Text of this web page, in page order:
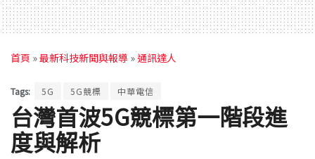
首頁 »最新科技新聞與報導 »通訊達人
Tags: 5G 5G競標 中華電信
台灣首波5G競標第一階段進
度與解析